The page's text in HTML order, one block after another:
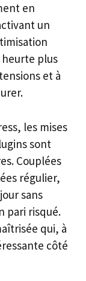
en
un
heurte plus
et à
les mises
sont
Couplées
régulier,
sans
pari risqué.
qui, à
côté